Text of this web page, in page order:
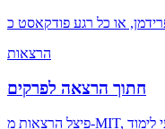
הרצאות
חתוך הרצאה לפרקים